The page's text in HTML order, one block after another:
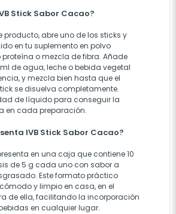
Stick Sabor Cacao?
producto, abre uno de los sticks y
en tu suplemento en polvo
proteína o mezcla de fibra. Añade
de agua, leche o bebida vegetal
y mezcla bien hasta que el
se disuelva completamente.
de líquido para conseguir la
en cada preparación.
IVB Stick Sabor Cacao?
en una caja que contiene 10
de 5 g cada uno con sabor a
Este formato práctico
y limpio en casa, en el
de ella, facilitando la incorporación
en cualquier lugar.